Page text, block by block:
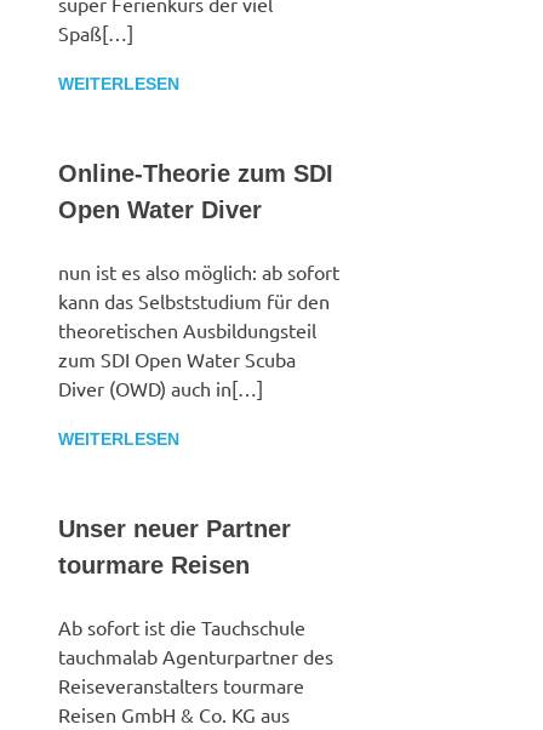
Spaß[…]
WEITERLESEN
Online-Theorie zum SDI
Open Water Diver
nun ist es also möglich: ab sofort
kann das Selbststudium für den
theoretischen Ausbildungsteil
zum SDI Open Water Scuba
Diver (OWD) auch in[…]
WEITERLESEN
Unser neuer Partner
tourmare Reisen
Ab sofort ist die Tauchschule
tauchmalab Agenturpartner des
Reiseveranstalters tourmare
Reisen GmbH & Co. KG aus